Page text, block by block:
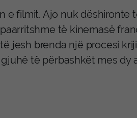
e filmit. Ajo nuk dëshironte
të kinemasë
jesh brenda një procesi
të përbashkët mes dy